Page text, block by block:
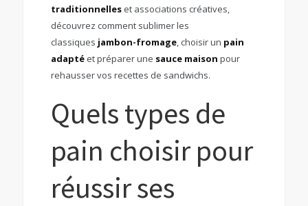
traditionnelleset associations créatives,
découvrez comment sublimer les
classiques jambon-fromage, choisir un pain
adaptéet préparer une sauce maison pour
rehausser vos recettes de sandwichs.
Quels types de
pain choisir pour
réussir ses